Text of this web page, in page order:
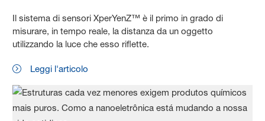
Il sistema di sensori XperYenZ™ è il primo in grado di
misurare, in tempo reale, la distanza da un oggetto
utilizzando la luce che esso riflette.
Leggi l'articolo